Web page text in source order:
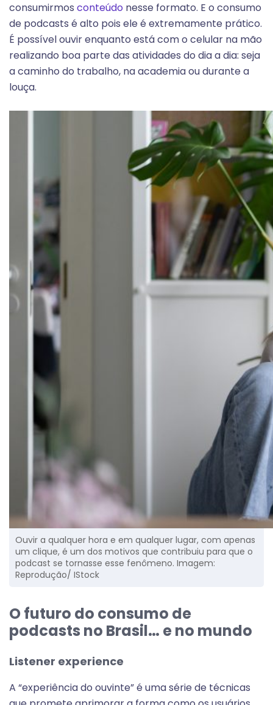
consumirmos conteúdo nesse formato. E o consumo
de podcasts é alto pois ele é extremamente prático.
É possível ouvir enquanto está com o celular na mão
realizando boa parte das atividades do dia a dia: seja
a caminho do trabalho, na academia ou durante a
louça.
Ouvir a qualquer hora e em qualquer lugar, com apenas
um clique, é um dos motivos que contribuiu para que o
podcast se tornasse esse fenômeno. Imagem:
Reprodução/ IStock
O futuro do consumo de
podcasts no Brasil… e no mundo
Listener experience
A “experiência do ouvinte” é uma série de técnicas